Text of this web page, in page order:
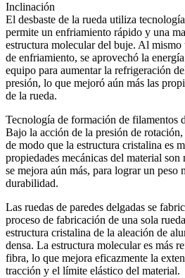
Inclinación
El desbaste de la rueda utiliza
permite un enfriamiento rápido y una
estructura molecular del buje. Al mismo
de enfriamiento, se aprovechó la
equipo para aumentar la refrigeración
presión, lo que mejoró aún más las
de la rueda.
Tecnología de formación de filamentos
Bajo la acción de la presión de
de modo que la estructura cristalina es
propiedades mecánicas del material son
se mejora aún más, para lograr un
durabilidad.
Las ruedas de paredes delgadas se
proceso de fabricación de una sola
estructura cristalina de la aleación de
densa. La estructura molecular es más
fibra, lo que mejora eficazmente la
tracción y el límite elástico del material.